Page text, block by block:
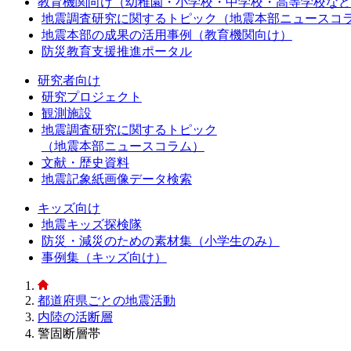
地震調査研究に関するトピック（地震本部ニュースコ
地震本部の成果の活用事例（教育機関向け）
防災教育支援推進ポータル
研究者向け
研究プロジェクト
観測施設
地震調査研究に関するトピック
（地震本部ニュースコラム）
文献・歴史資料
地震記象紙画像データ検索
キッズ向け
地震キッズ探検隊
防災・減災のための素材集（小学生のみ）
事例集（キッズ向け）
都道府県ごとの地震活動
内陸の活断層
警固断層帯